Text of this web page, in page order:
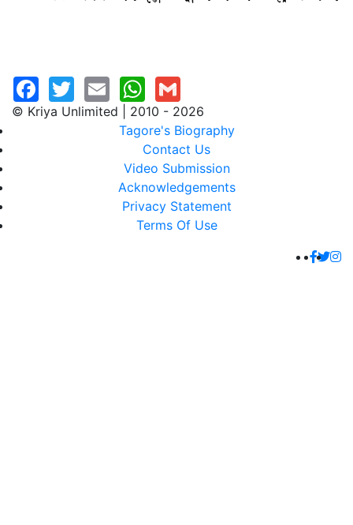
© Kriya Unlimited | 2010 - 2026
Tagore's Biography
Contact Us
Video Submission
Acknowledgements
Privacy Statement
Terms Of Use